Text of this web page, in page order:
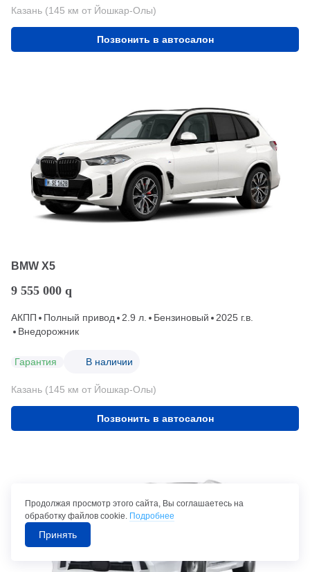
Казань (145 км от Йошкар-Олы)
Позвонить в автосалон
BMW X5
9 555 000 q
АКПП Полный привод 2.9 л. Бензиновый
2025 г.в.
Внедорожник
Гарантия В наличии
Казань (145 км от Йошкар-Олы)
Позвонить в автосалон
Продолжая просмотр этого сайта, Вы соглашаетесь на
обработку файлов cookie. Подробнее
Принять